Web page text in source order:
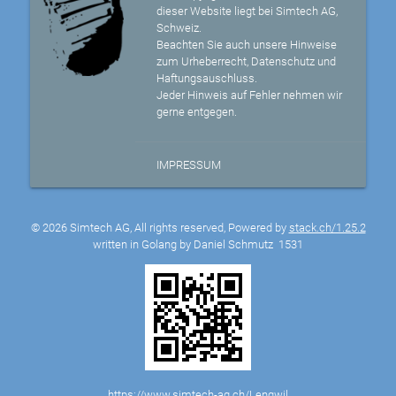
dieser Website liegt bei Simtech AG,
Schweiz.
Beachten Sie auch unsere Hinweise
zum Urheberrecht, Datenschutz und
Haftungsauschluss.
Jeder Hinweis auf Fehler nehmen wir
gerne entgegen.
IMPRESSUM
© 2026 Simtech AG, All rights reserved, Powered by stack.ch/1.25.2
written in Golang by Daniel Schmutz 1531